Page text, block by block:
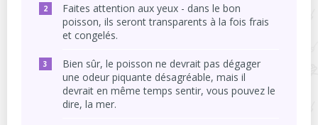
Faites attention aux yeux - dans le bon
poisson, ils seront transparents à la fois frais
et congelés.
Bien sûr, le poisson ne devrait pas dégager
une odeur piquante désagréable, mais il
devrait en même temps sentir, vous pouvez le
dire, la mer.